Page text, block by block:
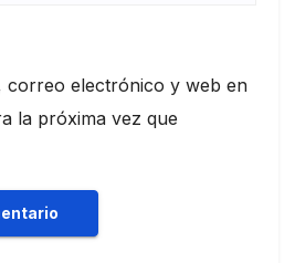
correo electrónico y web en
la próxima vez que